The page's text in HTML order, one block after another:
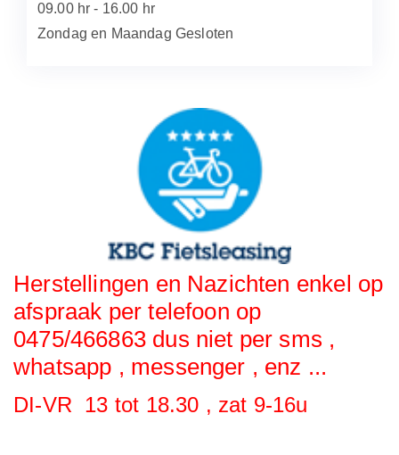
09.00 hr - 16.00 hr
Zondag en Maandag Gesloten
Herstellingen en Nazichten enkel op
afspraak per telefoon op
0475/466863 dus niet per sms ,
whatsapp , messenger , enz ...
DI-VR 13 tot 18.30 , zat 9-16u